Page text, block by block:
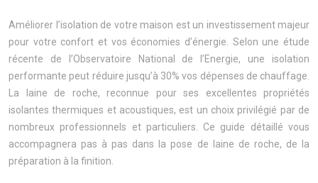
Améliorer l’isolation de votre maison est un investissement majeur
pour votre confort et vos économies d’énergie. Selon une étude
récente de l’Observatoire National de l’Energie, une isolation
performante peut réduire jusqu’à 30% vos dépenses de chauffage.
La laine de roche, reconnue pour ses excellentes propriétés
isolantes thermiques et acoustiques, est un choix privilégié par de
nombreux professionnels et particuliers. Ce guide détaillé vous
accompagnera pas à pas dans la pose de laine de roche, de la
préparation à la finition.